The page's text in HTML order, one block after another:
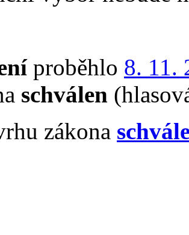
proběhlo 8. 11.
schválen
zákona